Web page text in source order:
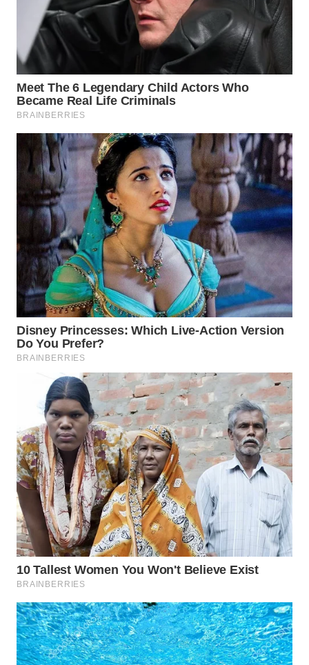
WN
NATUNA
WN
WN
MANDALIKA
WN
LIKUPANG
WN
LABUANBAJO
WN
BORNEO
Wahana
Media
Group
WAHANA
NEWS
WAHANA
TANI
WAHANA
ADVOKAT
WAHANA
INFRASTRUKTUR
WAHANA
WAHANA
LISTRIK